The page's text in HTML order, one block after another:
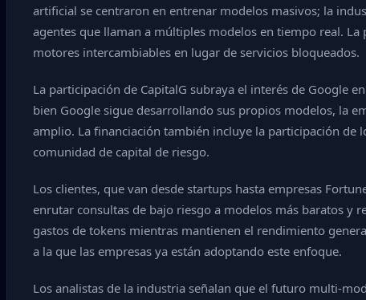
artificial se centraron en entrenar modelos masivos; la
agentes que llaman a múltiples modelos en tiempo real.
motores intercambiables en lugar de servicios bloqueados.
La participación de CapitalG subraya el interés de Google
bien Google sigue desarrollando sus propios modelos, la
amplio. La financiación también incluye la participación de
comunidad de capital de riesgo.
Los clientes, que van desde startups hasta empresas
enrutar consultas de bajo riesgo a modelos más baratos y
gastos de tokens mientras mantienen el rendimiento
a la que las empresas ya están adoptando este enfoque.
Los analistas de la industria señalan que el futuro multi-